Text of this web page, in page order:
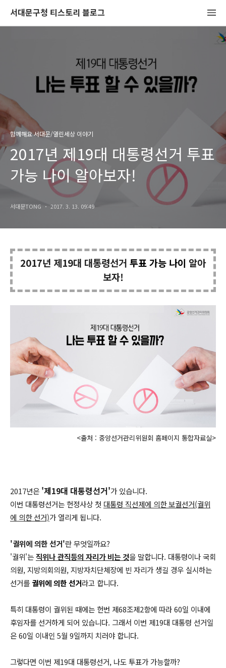
서대문구청 티스토리 블로그
함께해요 서대문/열린세상 이야기
2017년 제19대 대통령선거 투표
가능 나이 알아보자!
서대문TONG 2017. 3. 13. 09:49
2017년 제19대 대통령선거 투표 가능 나이 알아
보자!
<출처 : 중앙선거관리위원회 홈페이지 통합자료실>
2017년은 '제19대 대통령선거'가 있습니다.
이번 대통령선거는 헌정사상 첫 대통령 직선제에 의한 보궐선거(궐위
에 의한 선거)가 열리게 됩니다.
'궐위에 의한 선거'란 무엇일까요?
'궐위'는직위나 관직등의 자리가 비는 것을 말합니다. 대통령이나 국회
의원, 지방의회의원, 지방자치단체장에 빈 자리가 생길 경우 실시하는
선거를 궐위에의한 선거라고 합니다.
특히 대통령이 궐위된 때에는 헌번 제68조제2항에 따라 60일 이내에
후임자를 선거하게 되어 있습니다. 그래서 이번 제19대 대통령 선거일
은 60일 이내인 5월 9일까지 치러야 합니다.
그렇다면 이번 제19대 대통령선거, 나도 투표가 가능할까?